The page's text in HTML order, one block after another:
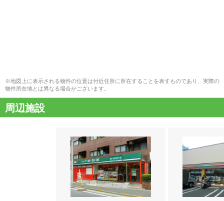
※地図上に表示される物件の位置は付近住所に所在することを表すものであり、実際の
物件所在地とは異なる場合がございます。
周辺施設